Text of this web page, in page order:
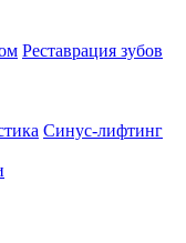
Реставрация зубов
Синус-лифтинг